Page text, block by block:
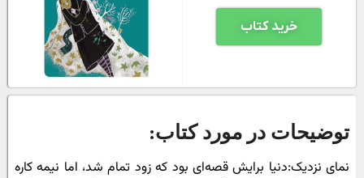
خرید کتاب
توضیحات در مورد کتاب:
نمای نزدیک:دنیا برایش قصه‌ای بود که زود تمام شد، اما نیمه کاره